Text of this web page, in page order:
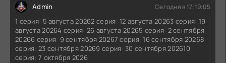
Admin Сегодня в 17:19:05
1 серия: 5 августа 20262 серия: 12 августа 20263 серия: 19
августа 20264 серия: 26 августа 20265 серия: 2 сентября
20266 серия: 9 сентября 20267 серия: 16 сентября 20268
серия: 23 сентября 20269 серия: 30 сентября 202610
серия: 7 октября 2026